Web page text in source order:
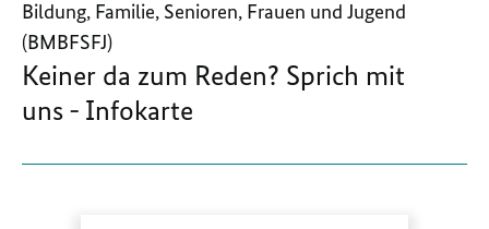
Bildung, Familie, Senioren, Frauen und Jugend
(BMBFSFJ)
Keiner da zum Reden? Sprich mit
uns - Infokarte